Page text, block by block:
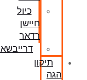
כיול
חיישן
רדאר
תיקון
הגה